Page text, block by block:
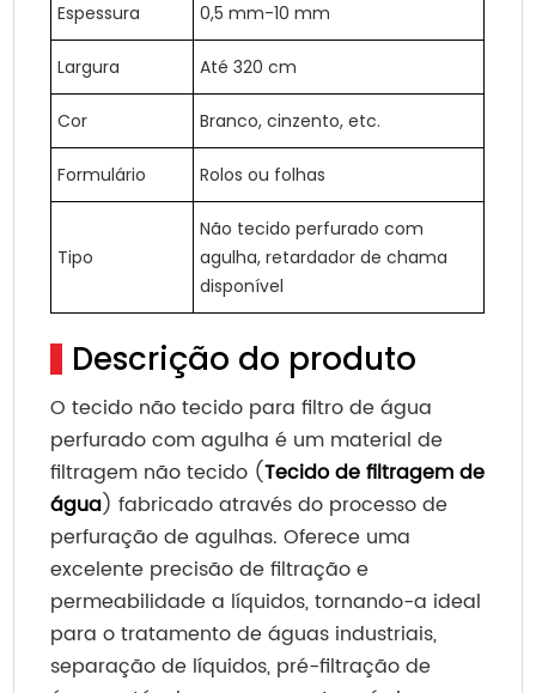
Espessura 0,5 mm-10 mm
Largura Até 320 cm
Cor Branco, cinzento, etc.
Formulário Rolos ou folhas
Tipo
Não tecido perfurado com
agulha, retardador de chama
disponível
Descrição do produto
O tecido não tecido para filtro de água
perfurado com agulha é um material de
filtragem não tecido (Tecido de filtragem de
água) fabricado através do processo de
perfuração de agulhas. Oferece uma
excelente precisão de filtração e
permeabilidade a líquidos, tornando-a ideal
para o tratamento de águas industriais,
separação de líquidos, pré-filtração de